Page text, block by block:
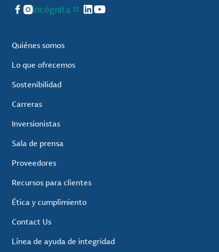
Facebook
Instagram
incógnita LinkedIn
YouTube
Quiénes somos
Lo que ofrecemos
Sostenibilidad
Carreras
Inversionistas
Sala de prensa
Proveedores
Recursos para clientes
Ética y cumplimiento
Contact Us
Línea de ayuda de integridad